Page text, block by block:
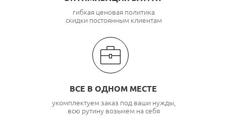
гибкая ценовая политика
скидки постоянным клиентам
ВСЕ В ОДНОМ МЕСТЕ
укомплектуем заказ под ваши нужды,
всю рутину возьмем на себя